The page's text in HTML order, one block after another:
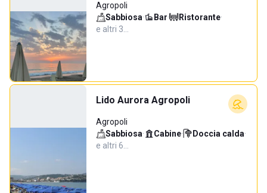
Agropoli
Sabbiosa· Bar· Ristorante·
e altri 3…
Lido Aurora Agropoli
Agropoli
Sabbiosa· Cabine· Doccia calda·
e altri 6…